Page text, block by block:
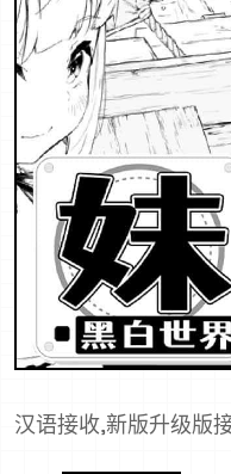
汉语接收,新版升级版